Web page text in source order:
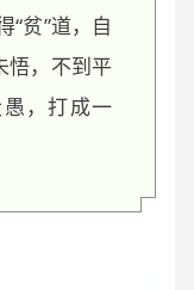
“贫”道，自
悟，不到平
，打成一